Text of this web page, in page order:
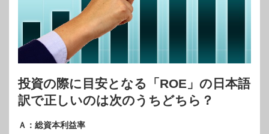
投資の際に目安となる「ROE」の日本語
訳で正しいのは次のうちどちら？
Ａ：総資本利益率